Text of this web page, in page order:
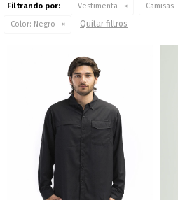
Filtrando por: Vestimenta Camisas
Color: Negro Quitar filtros